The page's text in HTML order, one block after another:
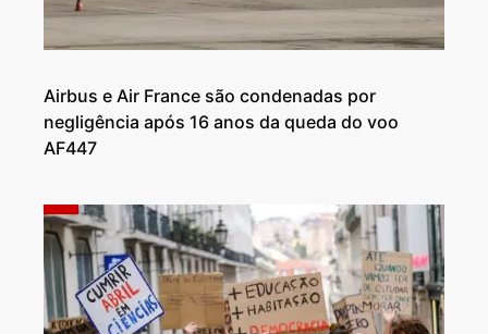
Airbus e Air France são condenadas por
negligência após 16 anos da queda do voo
AF447